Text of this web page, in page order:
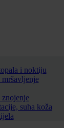
i noktiju
suha koža